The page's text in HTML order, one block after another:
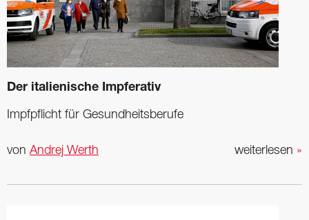
Der italienische Impferativ
Impfpflicht für Gesundheitsberufe
weiterlesen »
von Andrej Werth